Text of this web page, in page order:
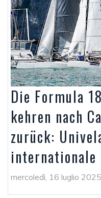
Die Formula
kehren nach
zurück:
internationale
mercoledì, 16 luglio 2025